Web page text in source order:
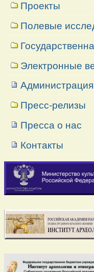
Проекты
Полевые
Электронные
Администрация
Пресс-релизы
Пресса о нас
Контакты